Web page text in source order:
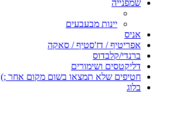
שמפנייה
יינות מבעבעים
אניס
אפריטיף / דז'סטיף / סאקה
ברנדי/קלבדוס
דליקטסים ושימורים
חטיפים שלא תמצאו בשום מקום אחר ;)
בלוג